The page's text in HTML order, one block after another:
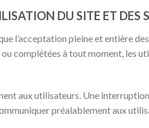
DU SITE ET DES
l’acceptation pleine et entière
complétées à tout moment, les
aux utilisateurs. Une
préalablement aux